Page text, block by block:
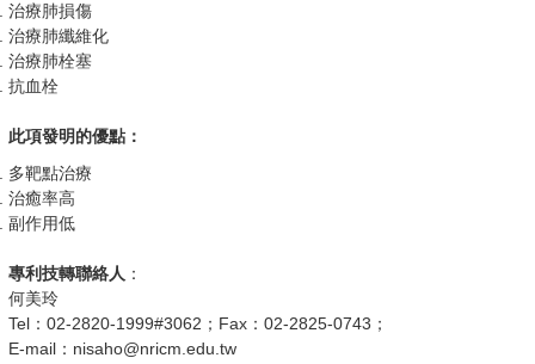
治療肺損傷
治療肺纖維化
治療肺栓塞
抗血栓
此項發明的優點：
多靶點治療
治癒率高
副作用低
專利技轉聯絡人 ：
何美玲
Tel：02-2820-1999#3062；Fax：02-2825-0743；
E-mail：nisaho@nricm.edu.tw